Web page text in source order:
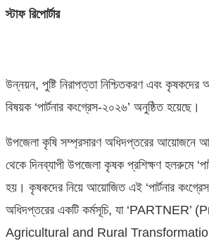
স্টাফ রিপোর্টার
উন্নয়ন, পুষ্টি নিরাপত্তা নিশ্চিতকরণ এবং কৃষকদের
বিষয়ক ‘পার্টনার কংগ্রেস-২০২৬’ অনুষ্ঠিত হয়েছে।
উপজেলা কৃষি সম্প্রসারণ অধিদপ্তরের আয়োজনে
থেকে দিনব্যাপী উপজেলা কৃষক প্রশিক্ষণ হলরুমে
হয়। কৃষকদের নিয়ে আয়োজিত এই ‘পার্টনার
অধিদপ্তরের একটি কর্মসূচি, যা ‘PARTNER’
Agricultural and Rural